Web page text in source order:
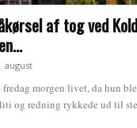
af tog ved
august
morgen livet, da hun
og redning rykkede ud til